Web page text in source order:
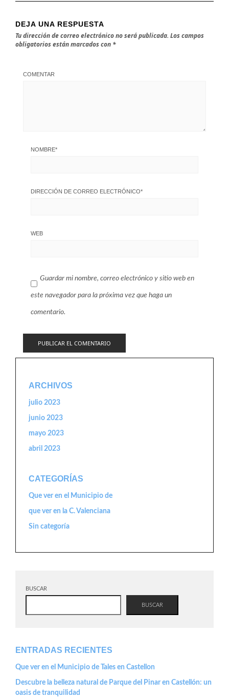
DEJA UNA RESPUESTA
Tu dirección de correo electrónico no será publicada. Los campos
obligatorios están marcados con *
COMENTAR
NOMBRE*
DIRECCIÓN DE CORREO ELECTRÓNICO*
WEB
Guardar mi nombre, correo electrónico y sitio web en
este navegador para la próxima vez que haga un
comentario.
ARCHIVOS
julio 2023
junio 2023
mayo 2023
abril 2023
CATEGORÍAS
Que ver en el Municipio de
que ver en la C. Valenciana
Sin categoría
BUSCAR
BUSCAR
ENTRADAS RECIENTES
Que ver en el Municipio de Tales en Castellon
Descubre la belleza natural de Parque del Pinar en Castellón: un
oasis de tranquilidad